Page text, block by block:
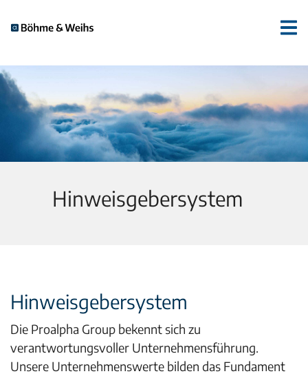
Hinweisgebersystem
Hinweisgebersystem
Die Proalpha Group bekennt sich zu
verantwortungsvoller Unternehmensführung.
Unsere Unternehmenswerte bilden das Fundament